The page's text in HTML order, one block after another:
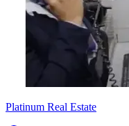
Platinum Real Estate